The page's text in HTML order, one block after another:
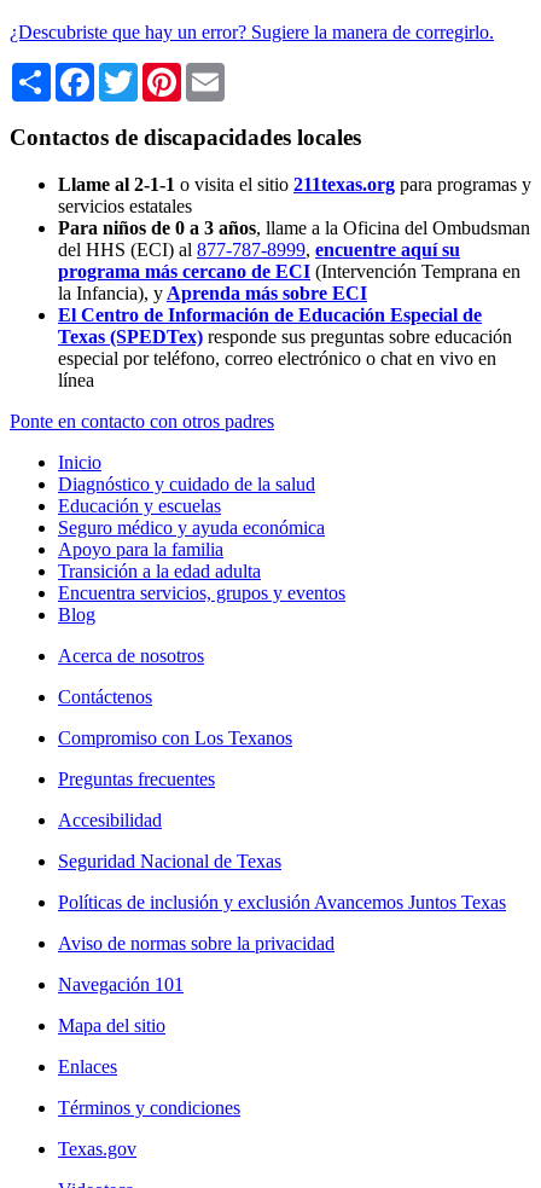
¿Descubriste que hay un error? Sugiere la manera de corregirlo.
Share Facebook
TwitterPinterest
Contactos de discapacidades locales
Llame al 2-1-1 o visita el sitio 211texas.org para programas y
servicios estatales
Para niños de 0 a 3 años, llame a la Oficina del Ombudsman
del HHS (ECI) al 877-787-8999, encuentre aquí su
programa más cercano de ECI (Intervención Temprana en
la Infancia), y Aprenda más sobre ECI
El Centro de Información de Educación Especial de
Texas (SPEDTex) responde sus preguntas sobre educación
especial por teléfono, correo electrónico o chat en vivo en
línea
Ponte en contacto con otros padres
Inicio
Diagnóstico y cuidado de la salud
Educación y escuelas
Seguro médico y ayuda económica
Apoyo para la familia
Transición a la edad adulta
Encuentra servicios, grupos y eventos
Blog
Acerca de nosotros
Contáctenos
Compromiso con Los Texanos
Preguntas frecuentes
Accesibilidad
Seguridad Nacional de Texas
Políticas de inclusión y exclusión Avancemos Juntos Texas
Aviso de normas sobre la privacidad
Navegación 101
Mapa del sitio
Enlaces
Términos y condiciones
Texas.gov